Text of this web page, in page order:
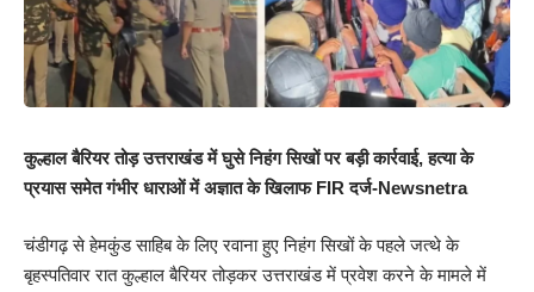
कुल्हाल बैरियर तोड़ उत्तराखंड में घुसे निहंग सिखों पर बड़ी कार्रवाई, हत्या के
प्रयास समेत गंभीर धाराओं में अज्ञात के खिलाफ FIR दर्ज-Newsnetra
चंडीगढ़ से हेमकुंड साहिब के लिए रवाना हुए निहंग सिखों के पहले जत्थे के
बृहस्पतिवार रात कुल्हाल बैरियर तोड़कर उत्तराखंड में प्रवेश करने के मामले में